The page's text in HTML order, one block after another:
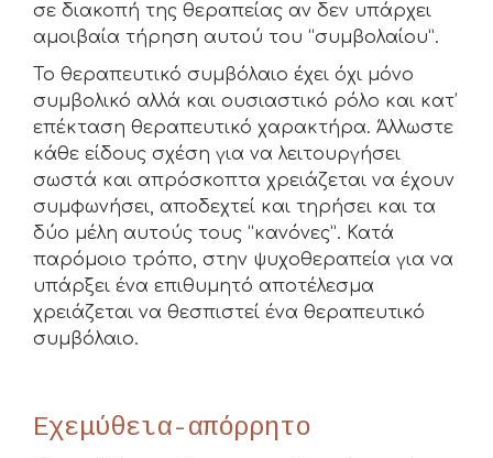
σε διακοπή της θεραπείας αν δεν υπάρχει
αμοιβαία τήρηση αυτού του “συμβολαίου”.
Το θεραπευτικό συμβόλαιο έχει όχι μόνο
συμβολικό αλλά και ουσιαστικό ρόλο και κατ’
επέκταση θεραπευτικό χαρακτήρα. Άλλωστε
κάθε είδους σχέση για να λειτουργήσει
σωστά και απρόσκοπτα χρειάζεται να έχουν
συμφωνήσει, αποδεχτεί και τηρήσει και τα
δύο μέλη αυτούς τους “κανόνες”. Κατά
παρόμοιο τρόπο, στην ψυχοθεραπεία για να
υπάρξει ένα επιθυμητό αποτέλεσμα
χρειάζεται να θεσπιστεί ένα θεραπευτικό
συμβόλαιο.
Εχεμύθεια-απόρρητο